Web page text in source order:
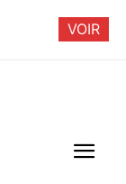
VOIR